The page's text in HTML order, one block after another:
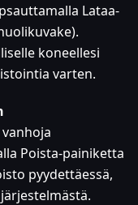
Lataa-
koneellesi
varten.
Poista-painiketta
pyydettäessä,